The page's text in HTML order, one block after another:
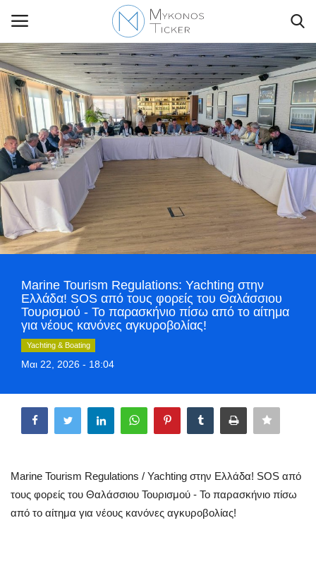
Contact Us
Politique
Business
Travel
World
Style Adorés
Greece
Entertainment
Mykonos
Mykonos Ticker TV
Sport
Marine Tourism Regulations: Yachting στην
Ελλάδα! SOS από τους φορείς του Θαλάσσιου
Τουρισμού - Το παρασκήνιο πίσω από το αίτημα
για νέους κανόνες αγκυροβολίας!
Yachting & Boating
Μαι 22, 2026 - 18:04
Marine Tourism Regulations / Yachting στην Ελλάδα! SOS από
τους φορείς του Θαλάσσιου Τουρισμού - Το παρασκήνιο πίσω
από το αίτημα για νέους κανόνες αγκυροβολίας!